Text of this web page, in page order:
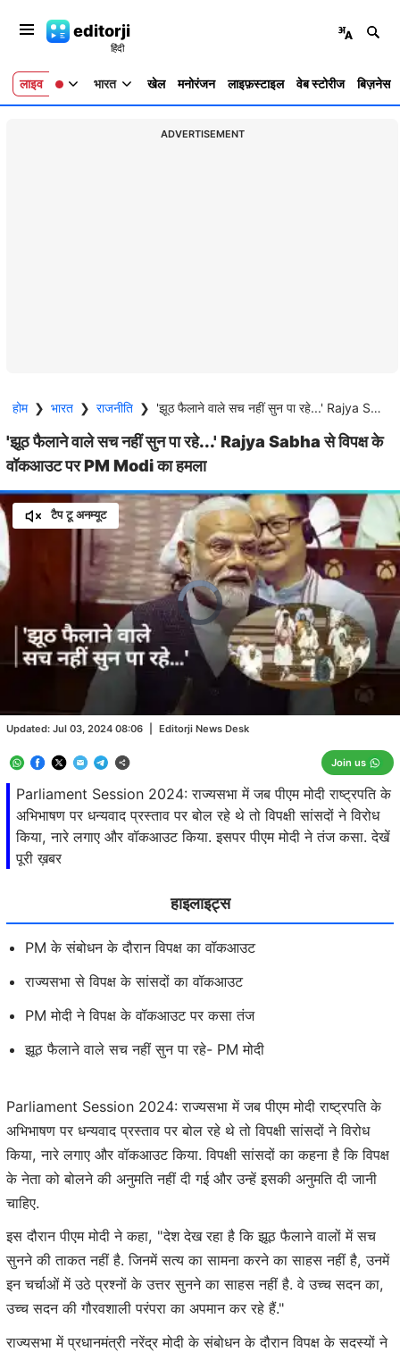
editorji
लाइव भारत खेल मनोरंजन लाइफ़स्टाइल वेब स्टोरीज बिज़नेस
ADVERTISEMENT
होम ❯ भारत ❯ राजनीति ❯ 'झूठ फैलाने वाले सच नहीं सुन पा रहे...' Rajya Sabha से विपक्ष के वॉकआउट पर PM Modi का हमला
'झूठ फैलाने वाले सच नहीं सुन पा रहे...' Rajya Sabha से विपक्ष के
वॉकआउट पर PM Modi का हमला
Parliament Session 2024: राज्यसभा में जब पीएम मोदी राष्ट्रपति के
अभिभाषण पर धन्यवाद प्रस्ताव पर बोल रहे थे तो विपक्षी सांसदों ने विरोध
किया, नारे लगाए और वॉकआउट किया. इसपर पीएम मोदी ने तंज कसा. देखें
पूरी ख़बर
Updated: Jul 03, 2024 08:06 Editorji News Desk
Join us
टैप टू अनम्यूट
Video
Player
is
loading.
हाइलाइट्स
PM के संबोधन के दौरान विपक्ष का वॉकआउट
राज्यसभा से विपक्ष के सांसदों का वॉकआउट
PM मोदी ने विपक्ष के वॉकआउट पर कसा तंज
झूठ फैलाने वाले सच नहीं सुन पा रहे- PM मोदी
Parliament Session 2024: राज्यसभा में जब पीएम मोदी राष्ट्रपति के
अभिभाषण पर धन्यवाद प्रस्ताव पर बोल रहे थे तो विपक्षी सांसदों ने विरोध
किया, नारे लगाए और वॉकआउट किया. विपक्षी सांसदों का कहना है कि विपक्ष
के नेता को बोलने की अनुमति नहीं दी गई और उन्हें इसकी अनुमति दी जानी
चाहिए.
इस दौरान पीएम मोदी ने कहा, "देश देख रहा है कि झूठ फैलाने वालों में सच
सुनने की ताकत नहीं है. जिनमें सत्य का सामना करने का साहस नहीं है, उनमें
इन चर्चाओं में उठे प्रश्नों के उत्तर सुनने का साहस नहीं है. वे उच्च सदन का,
उच्च सदन की गौरवशाली परंपरा का अपमान कर रहे हैं."
राज्यसभा में प्रधानमंत्री नरेंद्र मोदी के संबोधन के दौरान विपक्ष के सदस्यों ने